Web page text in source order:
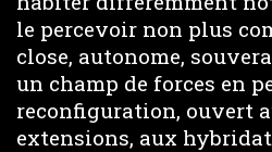
le percevoir non plus
close, autonome,
un champ de forces en
reconfiguration, ouvert
extensions, aux